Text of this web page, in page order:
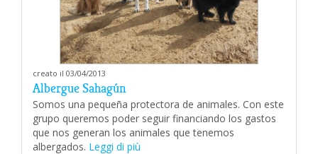
creato il 03/04/2013
Albergue Sahagún
Somos una pequeña protectora de animales. Con este
grupo queremos poder seguir financiando los gastos
que nos generan los animales que tenemos
albergados. Leggi di più